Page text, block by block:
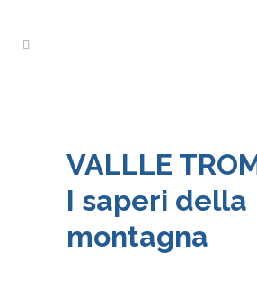
VALLLE
I saperi della
montagna